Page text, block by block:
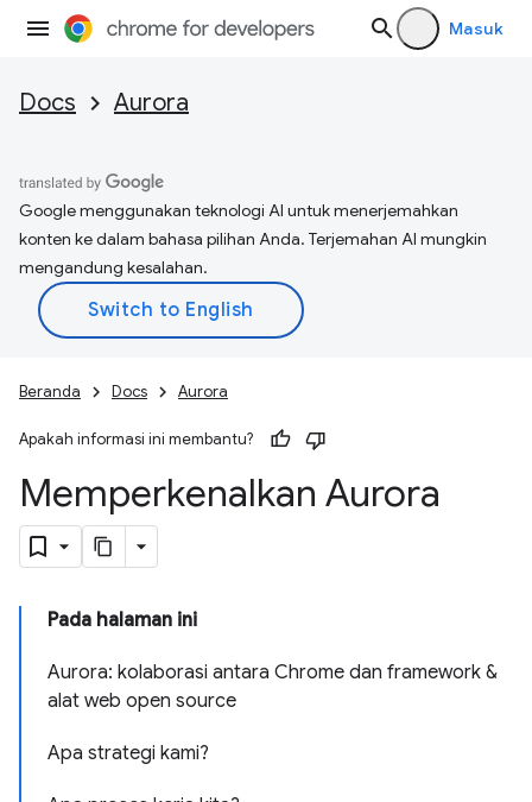
Masuk
Docs Aurora
Google menggunakan teknologi AI untuk menerjemahkan
konten ke dalam bahasa pilihan Anda. Terjemahan AI mungkin
mengandung kesalahan.
Beranda Docs Aurora
Apakah informasi ini membantu?
Memperkenalkan Aurora
Pada halaman ini
Aurora: kolaborasi antara Chrome dan framework &
alat web open source
Apa strategi kami?